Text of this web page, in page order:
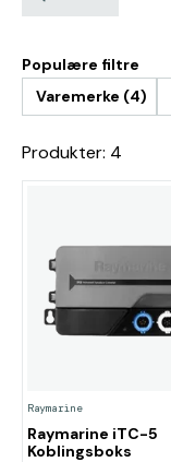
Populære filtre
Varemerke (4)
Produkter: 4
Raymarine
Raymarine iTC-5
Koblingsboks